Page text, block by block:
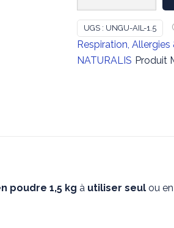
UNGULA
NATURALIS
-
Ail
UGS : UNGU-AIL-1.5
Respiration,
NATURALIS Produit
poudre 1,5 kg à utiliser seulou en